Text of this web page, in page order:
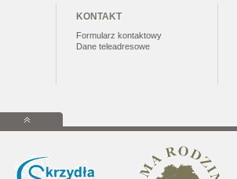
KONTAKT
Formularz kontaktowy
Dane teleadresowe